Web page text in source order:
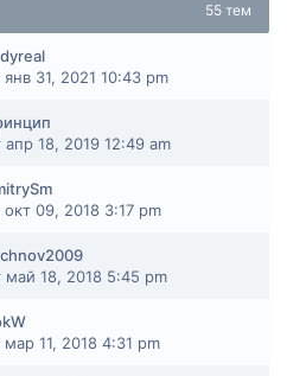
55 тем
янв 31, 2021 10:43 pm
апр 18, 2019 12:49 am
окт 09, 2018 3:17 pm
май 18, 2018 5:45 pm
мар 11, 2018 4:31 pm